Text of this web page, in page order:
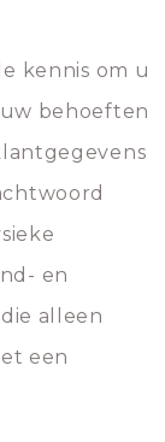
kennis om u
behoeften
en
alleen
een